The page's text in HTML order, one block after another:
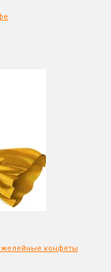
желейные конфеты